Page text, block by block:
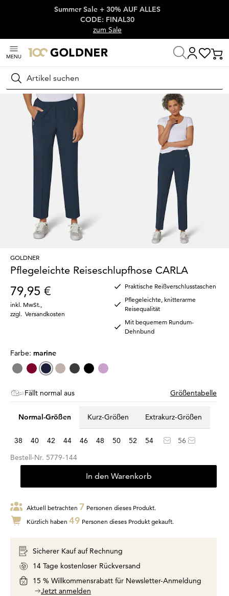
Überspringe Navigation, direkt zum Content
Summer Sale + 30% AUF ALLES
CODE: FINAL30
zum Sale
MENU
Suchen
Startseite Damenmode
GOLDNER
Pflegeleichte Reiseschlupfhose CARLA
79,95 €
inkl. MwSt.
zzgl. Versandkosten
Praktische Reißverschlusstaschen
Pflegeleichte, knitterarme
Reisequalität
Mit bequemem Rundum-
Dehnbund
Farbe: marine
Fällt normal aus Größentabelle
Normal-Größen Kurz-Größen Extrakurz-Größen
38 40 42 44 46 48 50 52 54
56
Bestell-Nr. 5779-144
In den Warenkorb
Aktuell betrachten 7 Personen dieses Produkt.
Kürzlich haben 49 Personen dieses Produkt gekauft.
Sicherer Kauf auf Rechnung
14 Tage kostenloser Rückversand
15 % Willkommensrabatt für Newsletter-Anmeldung
Jetzt anmelden